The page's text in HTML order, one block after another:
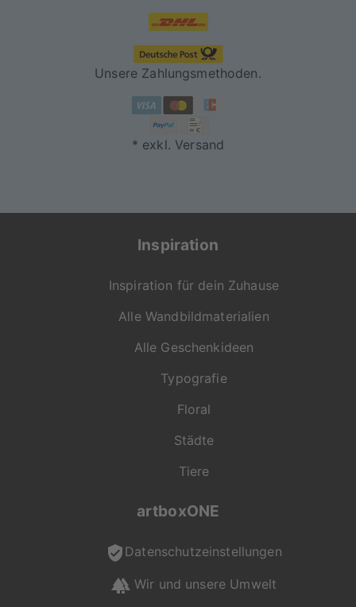
Unsere Zahlungsmethoden.
* exkl. Versand
Inspiration
Inspiration für dein Zuhause
Alle Wandbildmaterialien
Alle Geschenkideen
Typografie
Floral
Städte
Tiere
artboxONE
Datenschutzeinstellungen
Wir und unsere Umwelt